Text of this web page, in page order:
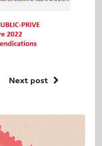
Next post